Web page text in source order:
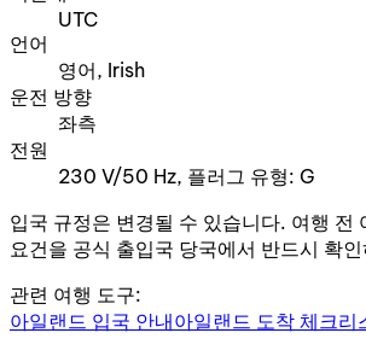
UTC
언어
영어, Irish
운전 방향
좌측
전원
230 V/50 Hz, 플러그 유형: G
입국 규정은 변경될 수 있습니다. 여행 전
요건을 공식 출입국 당국에서 반드시 확
관련 여행 도구:
아일랜드 입국 안내아일랜드 도착 체크리